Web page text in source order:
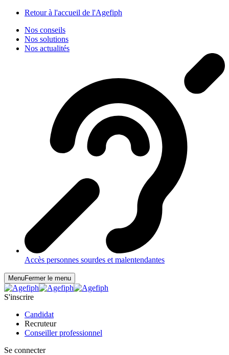
Retour à l'accueil de l'Agefiph
Nos conseils
Nos solutions
Nos actualités
Accès personnes sourdes et malentendantes
MenuFermer le menu
S'inscrire
Candidat
Recruteur
Conseiller professionnel
Se connecter